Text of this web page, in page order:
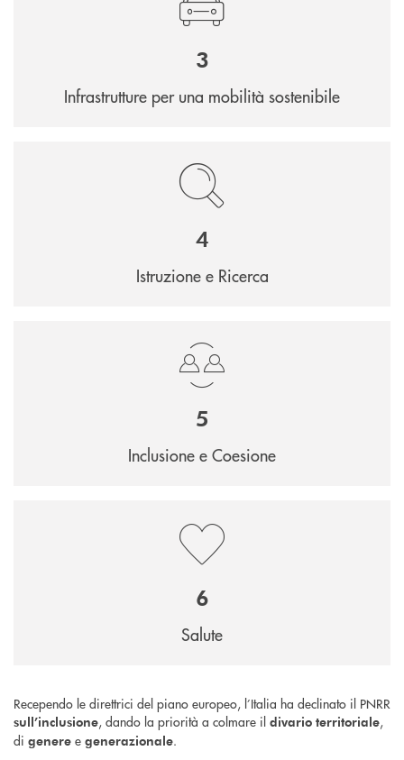
3
Infrastrutture per una mobilità sostenibile
4
Istruzione e Ricerca
5
Inclusione e Coesione
6
Salute
Recependo le direttrici del piano europeo, l’Italia ha declinato il PNRR
sull’inclusione, dando la priorità a colmare il divario territoriale,
di genere e generazionale.